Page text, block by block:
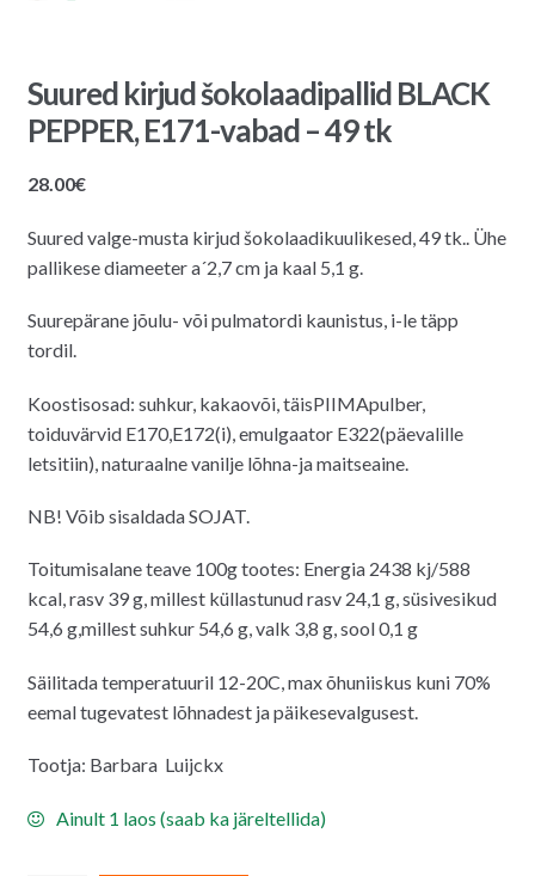
Suured kirjud šokolaadipallid BLACK
PEPPER, E171-vabad – 49 tk
28.00€
Suured valge-musta kirjud šokolaadikuulikesed, 49 tk.. Ühe
pallikese diameeter a´2,7 cm ja kaal 5,1 g.
Suurepärane jõulu- või pulmatordi kaunistus, i-le täpp
tordil.
Koostisosad: suhkur, kakaovõi, täisPIIMApulber,
toiduvärvid E170,E172(i), emulgaator E322(päevalille
letsitiin), naturaalne vanilje lõhna-ja maitseaine.
NB! Võib sisaldada SOJAT.
Toitumisalane teave 100g tootes: Energia 2438 kj/588
kcal, rasv 39 g, millest küllastunud rasv 24,1 g, süsivesikud
54,6 g,millest suhkur 54,6 g, valk 3,8 g, sool 0,1 g
Säilitada temperatuuril 12-20C, max õhuniiskus kuni 70%
eemal tugevatest lõhnadest ja päikesevalgusest.
Tootja: Barbara Luijckx
Ainult 1 laos (saab ka järeltellida)